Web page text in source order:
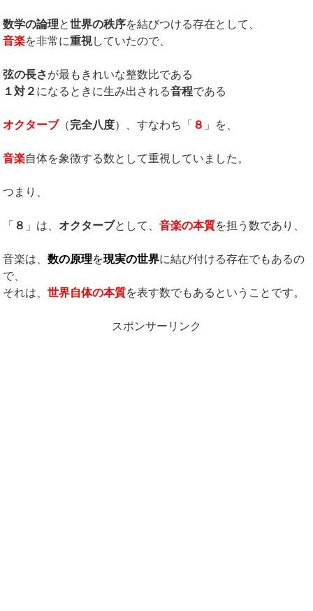
数学の論理と世界の秩序を結びつける存在として、
音楽を非常に重視していたので、
弦の長さが最もきれいな整数比である
１対２ になるときに生み出される音程である
オクターブ（完全八度）、すなわち「 ８ 」を、
音楽自体を象徴する数として重視していました。
つまり、
「 ８ 」は、 オクターブとして、音楽の本質を担う数であり、
音楽は、数の原理を現実の世界に結び付ける存在でもあるの
で、
それは、世界自体の本質を表す数でもあるということです。
スポンサーリンク